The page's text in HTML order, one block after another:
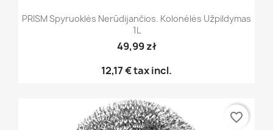
PRISM Spyruoklės Nerūdijančios. Kolonėlės Užpildymas
1L
49,99 zł
12,17 €tax incl.
favorite_border